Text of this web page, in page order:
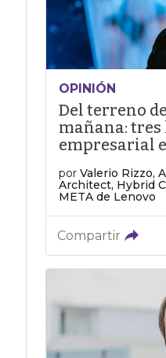
OPINIÓN
Del terreno
mañana: tres
empresarial
por Valerio Rizzo,
Architect, Hybrid
META de Lenovo
Compartir